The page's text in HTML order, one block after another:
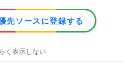
先ソースに登録する
く表示しない